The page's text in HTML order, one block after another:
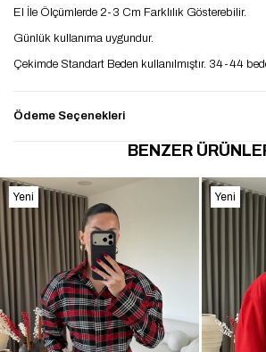
El İle Ölçümlerde 2-3 Cm Farklılık Gösterebilir.
Günlük kullanıma uygundur.
Çekimde Standart Beden kullanılmıştır. 34-44
Ödeme Seçenekleri
BENZER
Yeni
Ürün
Yeni